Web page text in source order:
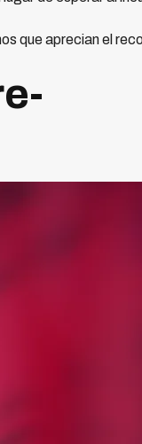
que aprecian el